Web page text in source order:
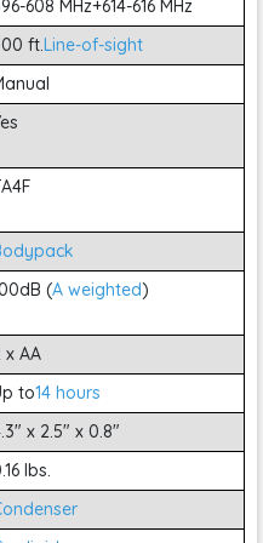
tần J11 (614-638 MHz),
động ở phạm vi rộng mà
608 MHz+614-616 MHz
ft.Line-of-sight
(A weighted)
x AA
to14 hours
x 2.5" x 0.8"
lbs.